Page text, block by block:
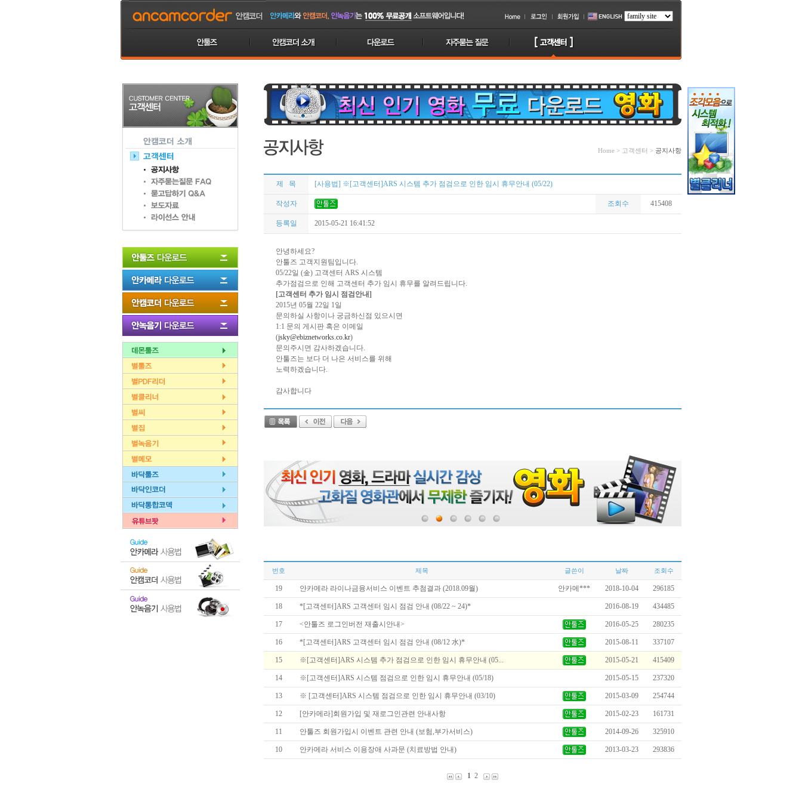
Home > 고객센터 > 공지사항
제 목 [사용법] ※[고객센터]ARS 시스템 추가 점검으로 인한 임시 휴무안내 (05/22)
작성자 조회수 415408
등록일 2015-05-21 16:41:52
안녕하세요?
안툴즈 고객지원팀입니다.
05/22일 (金) 고객센터 ARS 시스템
추가점검으로 인해 고객센터 추가 임시 휴무를 알려드립니다.
[고객센터 추가 임시 점검안내]
2015년 05월 22일 1일
문의하실 사항이나 궁금하신점 있으시면
1:1 문의 게시판 혹은 이메일
(jsky@ebiznetworks.co.kr)
문의주시면 감사하겠습니다.
안툴즈는 보다 더 나은 서비스를 위해
노력하겠습니다.
감사합니다
번호 제목 글쓴이 날짜 조회수
19 안카메라 라이나금융서비스 이벤트 추첨결과 (2018.09월) 안카메*** 2018-10-04 296185
18 *[고객센터]ARS 고객센터 임시 점검 안내 (08/22 ~ 24)* 2016-08-19 434485
17 <안툴즈 로그인버전 재출시안내> 2016-05-25 280235
16 *[고객센터]ARS 고객센터 임시 점검 안내 (08/12 水)* 2015-08-11 337107
15 ※[고객센터]ARS 시스템 추가 점검으로 인한 임시 휴무안내 (05... 2015-05-21 415409
14 ※[고객센터]ARS 시스템 점검으로 인한 임시 휴무안내 (05/18) 2015-05-15 237320
13 ※ [고객센터]ARS 시스템 점검으로 인한 임시 휴무안내 (03/10) 2015-03-09 254744
12 [안카메라]회원가입 및 재로그인관련 안내사항 2015-02-23 161731
11 안툴즈 회원가입시 이벤트 관련 안내 (보험,부가서비스) 2014-09-26 325910
10 안카메라 서비스 이용장애 사과문 (치료방법 안내) 2013-03-23 293836
1 2